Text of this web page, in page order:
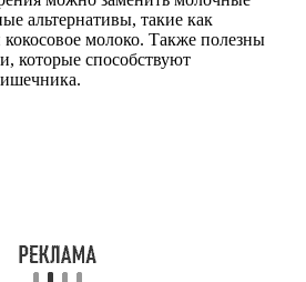
альтернативы, такие как
молоко. Также полезны
которые способствуют